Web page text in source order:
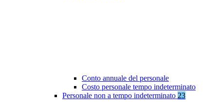
Conto annuale del personale
Costo personale tempo indeterminato
Personale non a tempo indeterminato 23